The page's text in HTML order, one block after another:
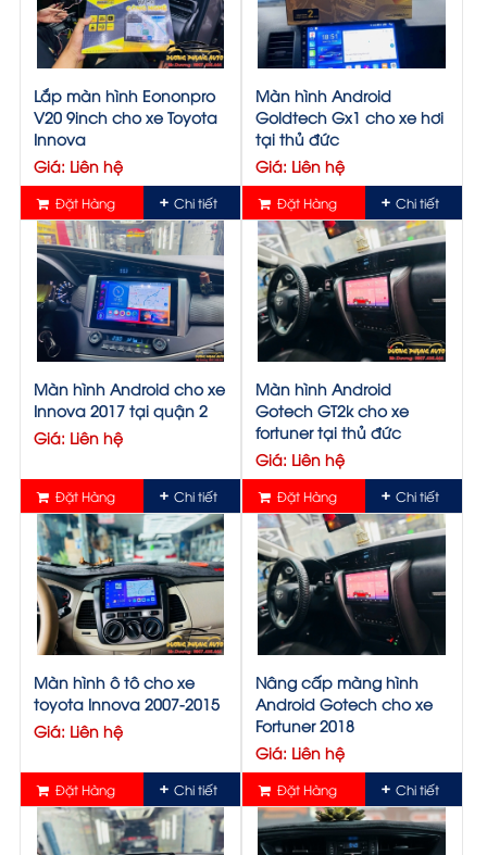
Lắp màn hình Eononpro
V20 9inch cho xe Toyota
Innova
Giá: Liên hệ
Đặt Hàng Chi tiết
Màn hình Android
Goldtech Gx1 cho xe hơi
tại thủ đức
Giá: Liên hệ
Đặt Hàng Chi tiết
Màn hình Android cho xe
Innova 2017 tại quận 2
Giá: Liên hệ
Đặt Hàng Chi tiết
Màn hình Android
Gotech GT2k cho xe
fortuner tại thủ đức
Giá: Liên hệ
Đặt Hàng Chi tiết
Màn hình ô tô cho xe
toyota Innova 2007-2015
Giá: Liên hệ
Đặt Hàng Chi tiết
Nâng cấp màng hình
Android Gotech cho xe
Fortuner 2018
Giá: Liên hệ
Đặt Hàng Chi tiết